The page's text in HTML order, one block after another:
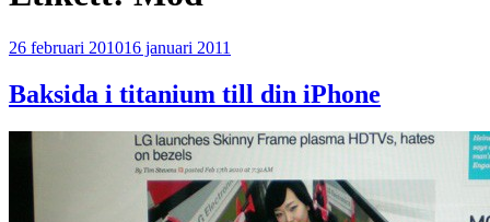
Publicerat
26 februari 201016 januari 2011
Baksida i titanium till din iPhone